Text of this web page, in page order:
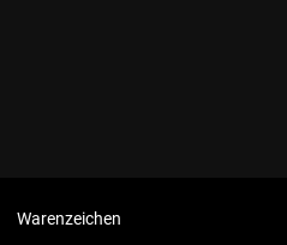
Warenzeichen